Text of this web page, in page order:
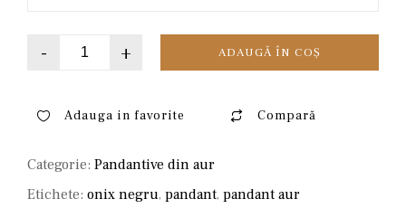
- + ADAUGĂ ÎN COȘ
Adauga in favorite Compară
Categorie: Pandantive din aur
Etichete: onix negru, pandant, pandant aur